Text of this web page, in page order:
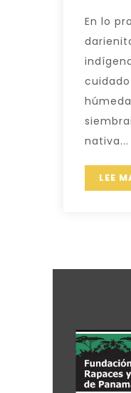
En lo
nativa...
LEE